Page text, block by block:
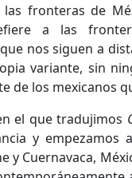
fronteras de
a las
nos siguen a
variante, sin
de los mexicanos
el que tradujimos
y
y Cuernavaca,